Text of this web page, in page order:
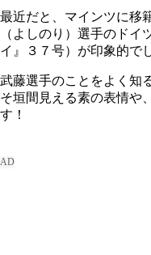
最近だと、マインツに移
（よしのり）選手のド
イ』３７号）が印象的で
武藤選手のことをよく知
そ垣間見える素の表情や
す！